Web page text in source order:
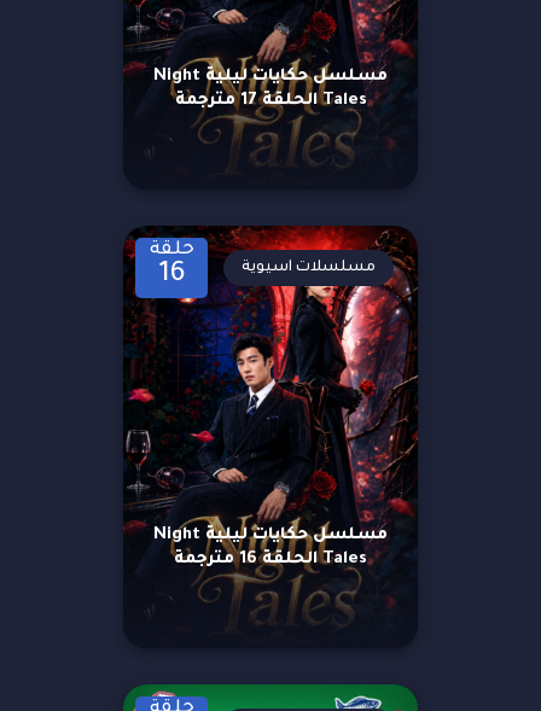
مسلسل حكايات ليلية Night
Tales الحلقة 17 مترجمة
حلقة
16
مسلسل حكايات ليلية Night
Tales الحلقة 16 مترجمة
مسلسلات اسيوية